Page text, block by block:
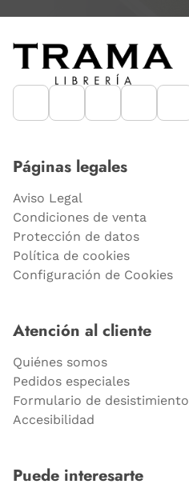
Páginas legales
Aviso Legal
Condiciones de venta
Protección de datos
Política de cookies
Configuración de Cookies
Atención al cliente
Quiénes somos
Pedidos especiales
Formulario de desistimiento
Accesibilidad
Puede interesarte